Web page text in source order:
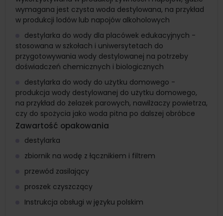
wymagana jest czysta woda destylowana, na przykład
w produkcji lodów lub napojów alkoholowych
destylarka do wody dla placówek edukacyjnych -
stosowana w szkołach i uniwersytetach do
przygotowywania wody destylowanej na potrzeby
doświadczeń chemicznych i biologicznych
destylarka do wody do użytku domowego -
produkcja wody destylowanej do użytku domowego,
na przykład do żelazek parowych, nawilżaczy powietrza,
czy do spożycia jako woda pitna po dalszej obróbce
Zawartość opakowania
destylarka
zbiornik na wodę z łącznikiem i filtrem
przewód zasilający
proszek czyszczący
Instrukcja obsługi w języku polskim